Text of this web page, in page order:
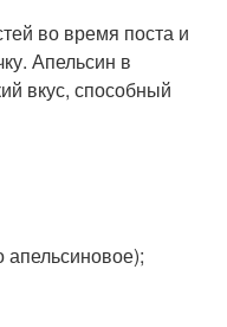
во время поста и
Апельсин в
вкус, способный
апельсиновое);